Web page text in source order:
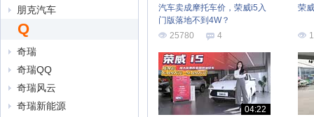
朋克汽车
Q
奇瑞
奇瑞QQ
奇瑞风云
奇瑞新能源
汽车卖成摩托车价，荣威i5入
门版落地不到4W？
25780
4
荣
04:22